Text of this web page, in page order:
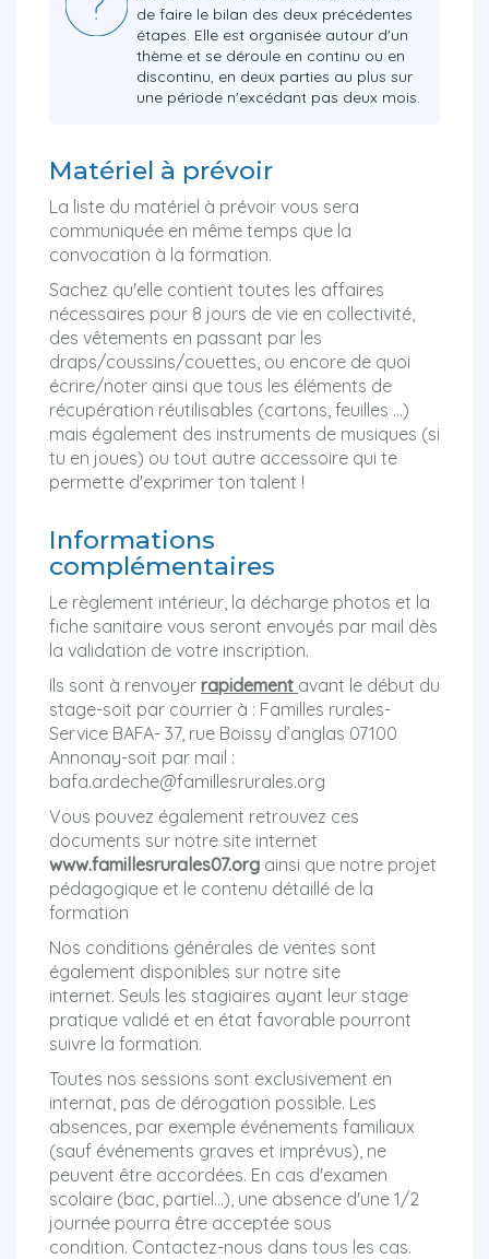
de faire le bilan des deux précédentes
étapes. Elle est organisée autour d'un
thème et se déroule en continu ou en
discontinu, en deux parties au plus sur
une période n'excédant pas deux mois.
Matériel à prévoir
La liste du matériel à prévoir vous sera
communiquée en même temps que la
convocation à la formation.
Sachez qu'elle contient toutes les affaires
nécessaires pour 8 jours de vie en collectivité,
des vêtements en passant par les
draps/coussins/couettes, ou encore de quoi
écrire/noter ainsi que tous les éléments de
récupération réutilisables (cartons, feuilles ...)
mais également des instruments de musiques (si
tu en joues) ou tout autre accessoire qui te
permette d'exprimer ton talent !
Informations
complémentaires
Le règlement intérieur, la décharge photos et la
fiche sanitaire vous seront envoyés par mail dès
la validation de votre inscription.
Ils sont à renvoyer rapidement avant le début du
stage-soit par courrier à : Familles rurales-
Service BAFA- 37, rue Boissy d’anglas 07100
Annonay-soit par mail :
bafa.ardeche@famillesrurales.org
Vous pouvez également retrouvez ces
documents sur notre site internet
www.famillesrurales07.org ainsi que notre projet
pédagogique et le contenu détaillé de la
formation
Nos conditions générales de ventes sont
également disponibles sur notre site
internet. Seuls les stagiaires ayant leur stage
pratique validé et en état favorable pourront
suivre la formation.
Toutes nos sessions sont exclusivement en
internat, pas de dérogation possible. Les
absences, par exemple événements familiaux
(sauf événements graves et imprévus), ne
peuvent être accordées. En cas d'examen
scolaire (bac, partiel...), une absence d'une 1/2
journée pourra être acceptée sous
condition. Contactez-nous dans tous les cas.